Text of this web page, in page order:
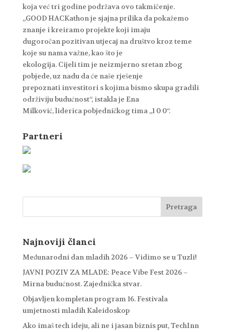
koja već tri godine podržava ovo takmičenje.
„GOOD HACKathon je sjajna prilika da pokažemo
znanje i kreiramo projekte koji imaju
dugoročan pozitivan utjecaj na društvo kroz teme
koje su nama važne, kao što je
ekologija. Cijeli tim je neizmjerno sretan zbog
pobjede, uz nadu da će naše rješenje
prepoznati investitori s kojima bismo skupa gradili
održiviju budućnost“, istakla je Ena
Milković, liderica pobjedničkog tima „1 0 0“.
Partneri
Najnoviji članci
Međunarodni dan mladih 2026 – Vidimo se u Tuzli!
JAVNI POZIV ZA MLADE: Peace Vibe Fest 2026 –
Mirna budućnost. Zajednička stvar.
Objavljen kompletan program 16. Festivala
umjetnosti mladih Kaleidoskop
Ako imaš tech ideju, ali ne i jasan biznis put, TechInn